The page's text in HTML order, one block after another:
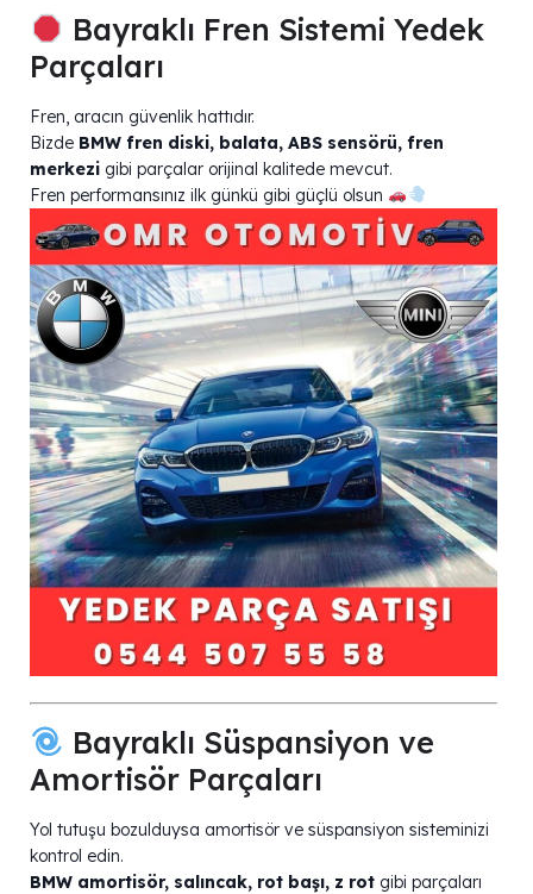
Bayraklı Fren Sistemi Yedek
Parçaları
Fren, aracın güvenlik hattıdır.
Bizde BMW fren diski, balata, ABS sensörü, fren
merkezi gibi parçalar orijinal kalitede mevcut.
Fren performansınız ilk günkü gibi güçlü olsun
Bayraklı Süspansiyon ve
Amortisör Parçaları
Yol tutuşu bozulduysa amortisör ve süspansiyon sisteminizi
kontrol edin.
BMW amortisör, salıncak, rot başı, z rot gibi parçaları